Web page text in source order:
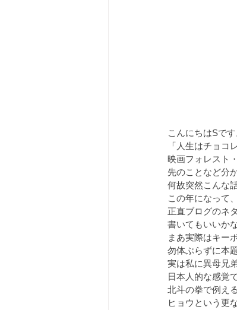
こんにちはSです
「人生はチョコ
映画フォレスト
先のことなど分
何故突然こんな
この年になって
正直ブログのネ
書いてもいいか
まあ実際はキー
勿体ぶらずに本
実は私に異母兄
日本人的な感覚
北斗の拳で例え
ヒョウという更